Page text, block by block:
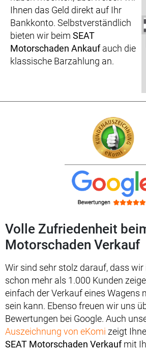
Ihnen das Geld direkt auf Ihr
Bankkonto. Selbstverständlich
bieten wir beim SEAT
Motorschaden Ankaufauch die
klassische Barzahlung an.
Volle Zufriedenheit
Motorschaden Verkauf
Wir sind sehr stolz darauf, dass
schon mehr als 1.000 Kunden
einfach der Verkauf eines Wagens
sein kann. Ebenso freuen wir uns
Bewertungen bei Google. Auch
Auszeichnung von eKomi zeigt
SEAT Motorschaden Verkaufmit